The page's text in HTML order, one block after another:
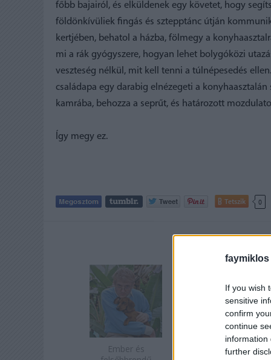
faymiklos
If you wish
sensitive
confirm
continue
information
further
főbb bajairól, és elküldenek egy követet, hogy
földönkívüliek fingás és sztepptánc útján
kertjében, behatol a házba, fölmegy a
mi a rák gyógyszere, hogyan lehet bolygóközi
veszteség nélkül, mit kell tenni a túlnépesedés
családapa egy darabig elnézegeti a
kamrába, behozza a seprűt, és határozott
Így megy ez.
Tetszik 0
Ember és